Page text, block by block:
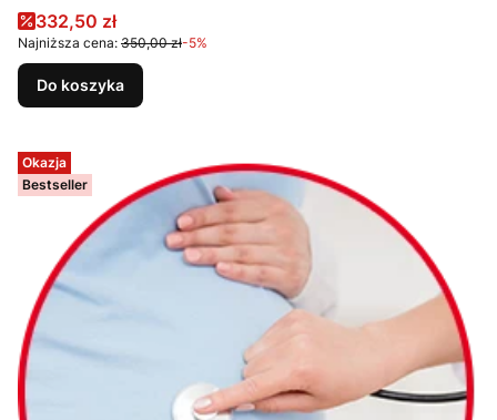
Cena promocyjna
332,50 zł
Najniższa cena: 350,00 zł-5%
Do koszyka
Okazja
Bestseller